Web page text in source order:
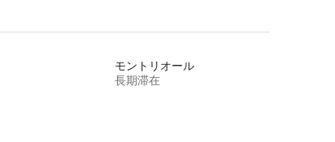
モントリオール
長期滞在